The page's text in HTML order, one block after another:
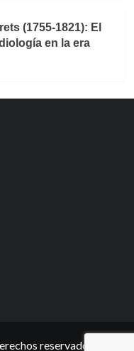
(1755-1821): El
en la era
reservados.